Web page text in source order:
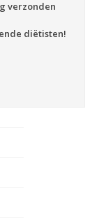
verzonden
diëtisten!